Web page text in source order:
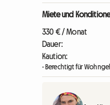
Miete und
330 € / Monat
Dauer:
Kaution:
- Berechtigt für